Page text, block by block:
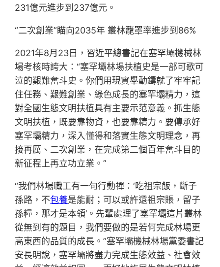
231億元進步到237億元。
“二次創業”瞄向2035年 叢林籠罩率進步到86%
2021年8月23日，習近平總書記在塞罕壩機械林
場考核時誇大：“塞罕壩林場扶植史是一部可歌可
泣的艱難奮斗史。你們用現實舉動鑄就了牢牢記
住任務、艱難創業、綠色成長的塞罕壩精力，這
對全國生態文明扶植具有主要示范意義。抓生態
文明扶植，既要靠物資，也要靠精力。要傳承好
塞罕壩精力，深入懂得和落實生態文明理念，再
接再厲、二次創業，在完成第二個百年奮斗目的
新征程上再立功立業。”
“我們林場職工有一句行動禪：‘吃祖宗飯，斷子
孫路，不包養是能耐；可以或許還祖宗賬，留子
孫糧，那才是本領’。先輩處理了塞罕壩這片叢林
從無到有的題目，我們要做的是若何完成林場更
高東西的品質的成長。”塞罕壩機械林場黨委書記
安長明說，塞罕壩將盡力完成生態效益、社會效